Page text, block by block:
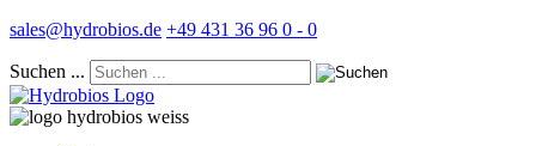
sales@hydrobios.de +49 431 36 96 0 - 0
Suchen ...